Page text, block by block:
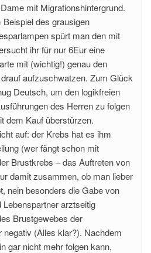
mit Migrationshintergrund.
des grausigen
spürt man den mit
ihr für nur 6Eur eine
mit (wichtig!) genau den
aufzuschwatzen. Zum Glück
Deutsch, um den logikfreien
des Herren zu folgen
dem Kauf überstürzen.
auf: der Krebs hat es ihm
(wer fängt schon mit
Brustkrebs – das Auftreten von
damit zusammen, ob man lieber
nein besonders die Gabe von
arztseitig
Brustgewebes der
negativ (Alles klar?). Nachdem
gar nicht mehr folgen kann,